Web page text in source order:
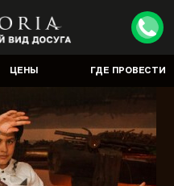
ЦЕНЫ ГДЕ ПРОВЕСТИ